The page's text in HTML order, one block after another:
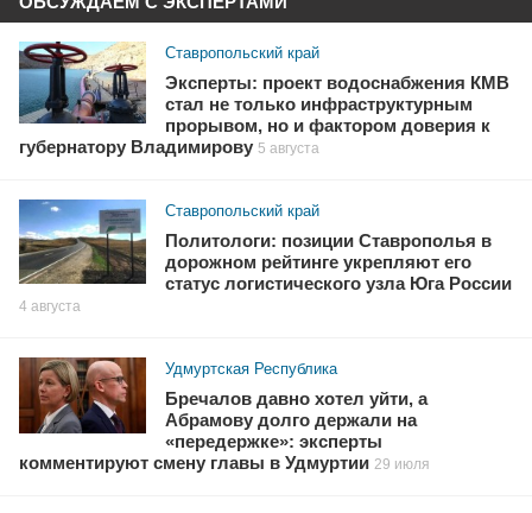
Ставропольский край
Эксперты: проект водоснабжения КМВ
стал не только инфраструктурным
прорывом, но и фактором доверия к
губернатору Владимирову 5 августа
Ставропольский край
Политологи: позиции Ставрополья в
дорожном рейтинге укрепляют его
статус логистического узла Юга России
4 августа
Удмуртская Республика
Бречалов давно хотел уйти, а
Абрамову долго держали на
«передержке»: эксперты
комментируют смену главы в Удмуртии 29 июля